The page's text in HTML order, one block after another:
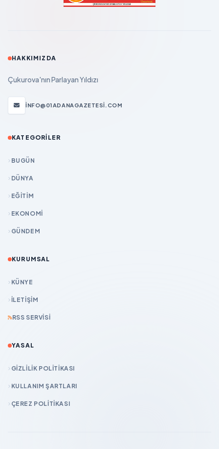
HAKKIMIZDA
Çukurova'nın Parlayan Yıldızı
INFO@01ADANAGAZETESI.COM
KATEGORILER
BUGÜN
DÜNYA
EĞİTİM
EKONOMİ
GÜNDEM
KURUMSAL
KÜNYE
İLETIŞIM
RSS SERVISI
YASAL
GIZLILIK POLITIKASI
KULLANIM ŞARTLARI
ÇEREZ POLITIKASI